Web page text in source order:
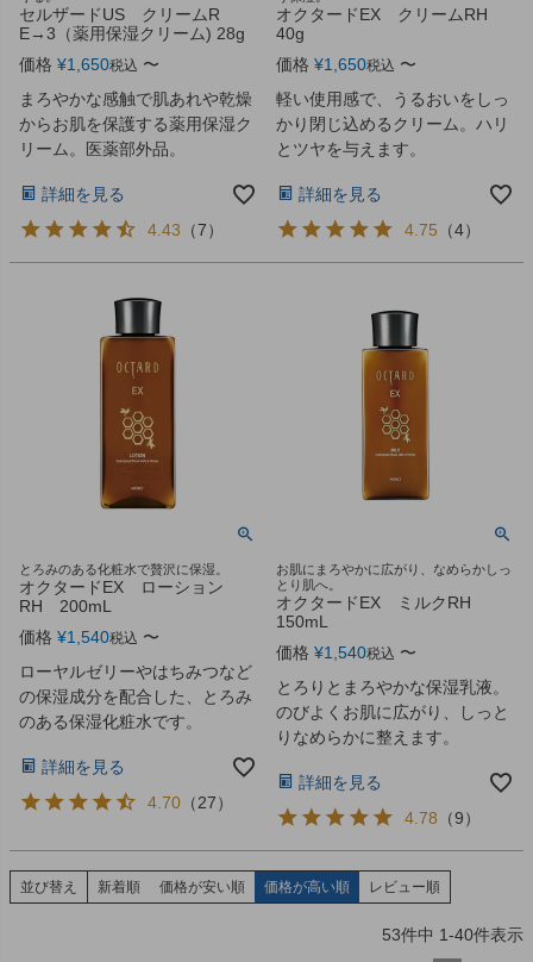
セルザードUS クリームR
E→3（薬用保湿クリーム) 28g
価格 ¥1,650税込 〜
まろやかな感触で肌あれや乾燥
からお肌を保護する薬用保湿ク
リーム。医薬部外品。
詳細を見る
4.43 （7）
オクタードEX クリームRH
40g
価格 ¥1,650税込 〜
軽い使用感で、うるおいをしっ
かり閉じ込めるクリーム。ハリ
とツヤを与えます。
詳細を見る
4.75 （4）
とろみのある化粧水で贅沢に保湿。
オクタードEX ローション
RH 200mL
価格 ¥1,540税込 〜
ローヤルゼリーやはちみつなど
の保湿成分を配合した、とろみ
のある保湿化粧水です。
詳細を見る
4.70 （27）
お肌にまろやかに広がり、なめらかしっ
とり肌へ。
オクタードEX ミルクRH
150mL
価格 ¥1,540税込 〜
とろりとまろやかな保湿乳液。
のびよくお肌に広がり、しっと
りなめらかに整えます。
詳細を見る
4.78 （9）
並び替え 新着順 価格が安い順 価格が高い順 レビュー順
53件中 1-40件表示